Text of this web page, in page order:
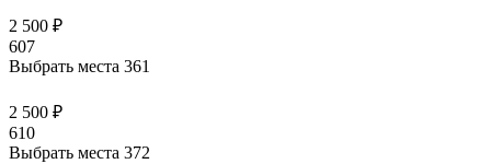
2 500 ₽
607
Выбрать места 361
2 500 ₽
610
Выбрать места 372